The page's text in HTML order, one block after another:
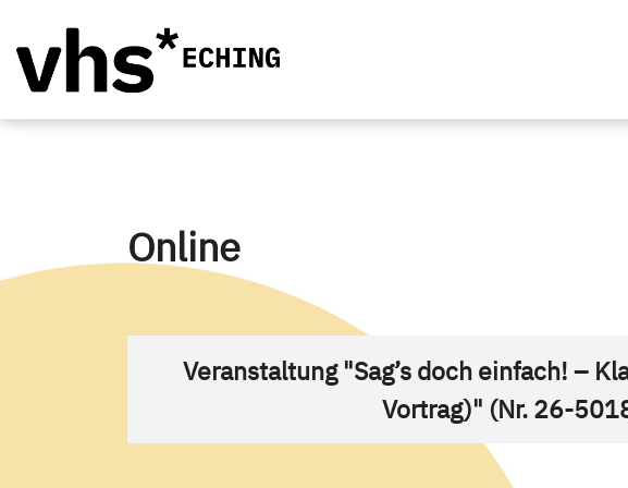
Online
Veranstaltung "Sag’s doch einfach! –
Vortrag)" (Nr. 26-